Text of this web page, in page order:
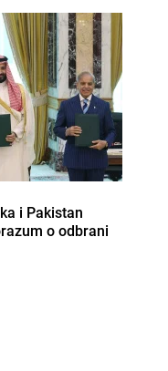
i Pakistan
o odbrani